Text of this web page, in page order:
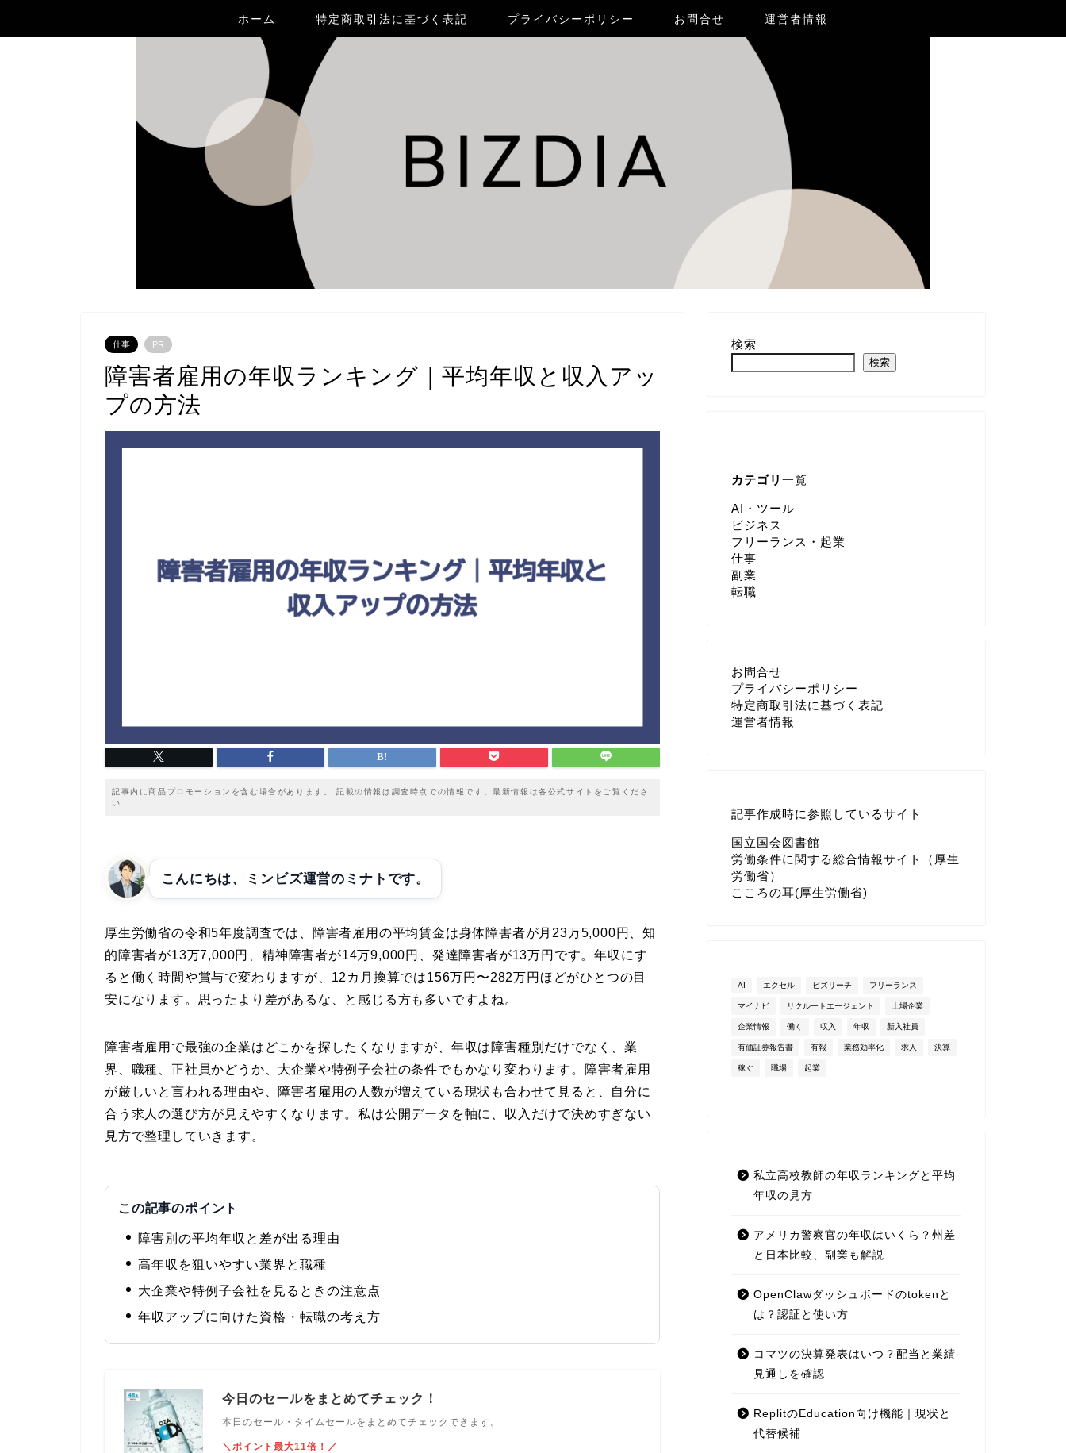
ホーム 特定商取引法に基づく表記 プライバシーポリシー お問合せ 運営者情報
仕事 PR
障害者雇用の年収ランキング｜平均年収と収入アッ
プの方法
記事内に商品プロモーションを含む場合があります。 記載の情報は調査時点での情報です。最新情報は各公式サイトをご覧くださ
い
こんにちは、ミンビズ運営のミナトです。
厚生労働省の令和5年度調査では、障害者雇用の平均賃金は身体障害者が月23万5,000円、知
的障害者が13万7,000円、精神障害者が14万9,000円、発達障害者が13万円です。年収にす
ると働く時間や賞与で変わりますが、12カ月換算では156万円〜282万円ほどがひとつの目
安になります。思ったより差があるな、と感じる方も多いですよね。
障害者雇用で最強の企業はどこかを探したくなりますが、年収は障害種別だけでなく、業
界、職種、正社員かどうか、大企業や特例子会社の条件でもかなり変わります。障害者雇用
が厳しいと言われる理由や、障害者雇用の人数が増えている現状も合わせて見ると、自分に
合う求人の選び方が見えやすくなります。私は公開データを軸に、収入だけで決めすぎない
見方で整理していきます。
この記事のポイント
障害別の平均年収と差が出る理由
高年収を狙いやすい業界と職種
大企業や特例子会社を見るときの注意点
年収アップに向けた資格・転職の考え方
今日のセールをまとめてチェック！
本日のセール・タイムセールをまとめてチェックできます。
＼ポイント最大11倍！／
検索
検索
カテゴリ 一覧
AI・ツール
ビジネス
フリーランス・起業
仕事
副業
転職
お問合せ
プライバシーポリシー
特定商取引法に基づく表記
運営者情報
記事作成時に参照しているサイト
国立国会図書館
労働条件に関する総合情報サイト（厚生
労働省）
こころの耳(厚生労働省)
AI エクセル ビズリーチ フリーランス
マイナビ リクルートエージェント 上場企業
企業情報 働く 収入 年収 新入社員
有価証券報告書 有報 業務効率化 求人 決算
稼ぐ 職場 起業
私立高校教師の年収ランキングと平均
年収の見方
アメリカ警察官の年収はいくら？州差
と日本比較、副業も解説
OpenClawダッシュボードのtokenと
は？認証と使い方
コマツの決算発表はいつ？配当と業績
見通しを確認
ReplitのEducation向け機能｜現状と
代替候補